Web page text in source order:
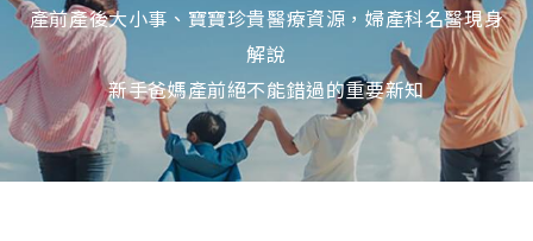
產前產後大小事、寶寶珍貴醫療資源，婦產科名醫現身
解說
新手爸媽產前絕不能錯過的重要新知
細
胞
要
怎
介
紹
經
營
者
故
中
影
音
專
區
細
胞
婦
展
務
資
訊
股
東
專